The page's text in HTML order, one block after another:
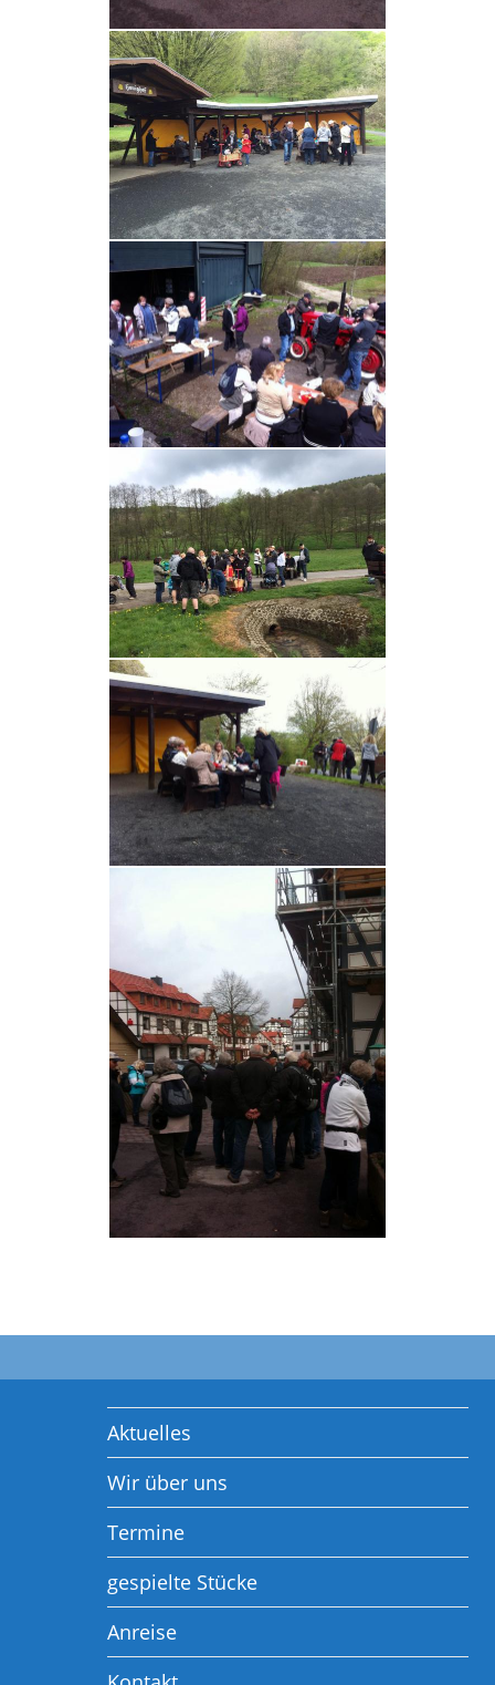
Aktuelles
Wir über uns
Termine
gespielte Stücke
Anreise